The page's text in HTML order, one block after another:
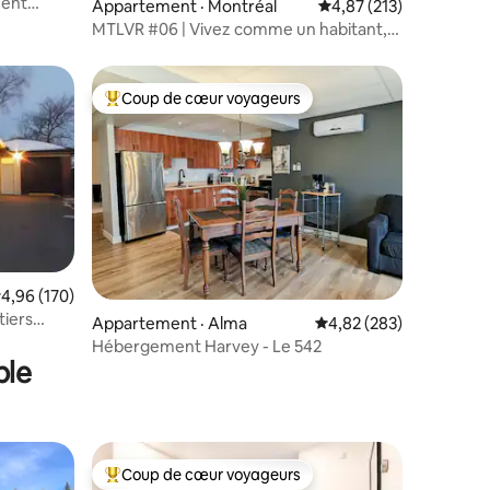
Appartement · Montréal Note moyenne de
4,87 (213)
MTLVR #06 | Vivez comme un habitant,
plus aimés
moyenne de 4,96 sur 5, 170 commentaires
4,96 (170)
Coup de cœur voyageurs parmi les plus aimés
Coup de cœur voyageurs
Appartement · Alma Note moyenne de
4,82 (283)
Hébergement Harvey - Le 542
Coup de cœur voyageurs parmi les plus aimés
Coup de cœur voyageurs